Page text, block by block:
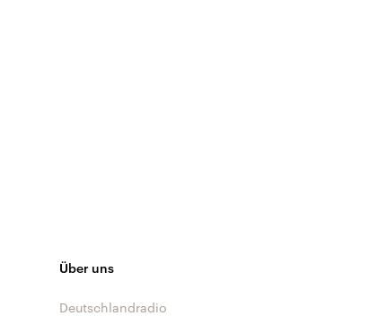
Über uns
Deutschlandradio